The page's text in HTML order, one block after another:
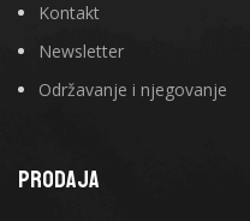
Kontakt
Newsletter
Održavanje i njegovanje
PRODAJA